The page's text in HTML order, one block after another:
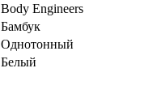
Body Engineers
Бамбук
Однотонный
Белый